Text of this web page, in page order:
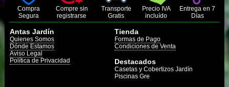
Compra
Segura
Compre sin
registrarse
Transporte
Gratis
Precio IVA
incluído
Entrega en 7
Días
Antas Jardín
Quienes Somos
Dónde Estamos
Aviso Legal
Política de Privacidad
Tienda
Formas de Pago
Condiciones de Venta
Destacados
Casetas y Cobertizos Jardín
Piscinas Gre